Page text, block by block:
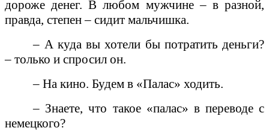
дороже денег. В любом мужчине – в разной,
правда, степен – сидит мальчишка.
– А куда вы хотели бы потратить деньги?
– только и спросил он.
– На кино. Будем в «Палас» ходить.
– Знаете, что такое «палас» в переводе с
немецкого?